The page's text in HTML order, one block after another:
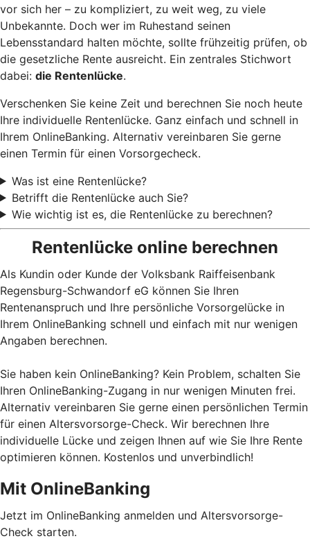
vor sich her – zu kompliziert, zu weit weg, zu viele
Unbekannte. Doch wer im Ruhestand seinen
Lebensstandard halten möchte, sollte frühzeitig prüfen, ob
die gesetzliche Rente ausreicht. Ein zentrales Stichwort
dabei: die Rentenlücke.
Verschenken Sie keine Zeit und berechnen Sie noch heute
Ihre individuelle Rentenlücke. Ganz einfach und schnell in
Ihrem OnlineBanking. Alternativ vereinbaren Sie gerne
einen Termin für einen Vorsorgecheck.
Was ist eine Rentenlücke?
Betrifft die Rentenlücke auch Sie?
Wie wichtig ist es, die Rentenlücke zu berechnen?
Rentenlücke online berechnen
Als Kundin oder Kunde der Volksbank Raiffeisenbank
Regensburg-Schwandorf eG können Sie Ihren
Rentenanspruch und Ihre persönliche Vorsorgelücke in
Ihrem OnlineBanking schnell und einfach mit nur wenigen
Angaben berechnen.
Sie haben kein OnlineBanking? Kein Problem, schalten Sie
Ihren OnlineBanking-Zugang in nur wenigen Minuten frei.
Alternativ vereinbaren Sie gerne einen persönlichen Termin
für einen Altersvorsorge-Check. Wir berechnen Ihre
individuelle Lücke und zeigen Ihnen auf wie Sie Ihre Rente
optimieren können. Kostenlos und unverbindlich!
Mit OnlineBanking
Jetzt im OnlineBanking anmelden und Altersvorsorge-
Check starten.